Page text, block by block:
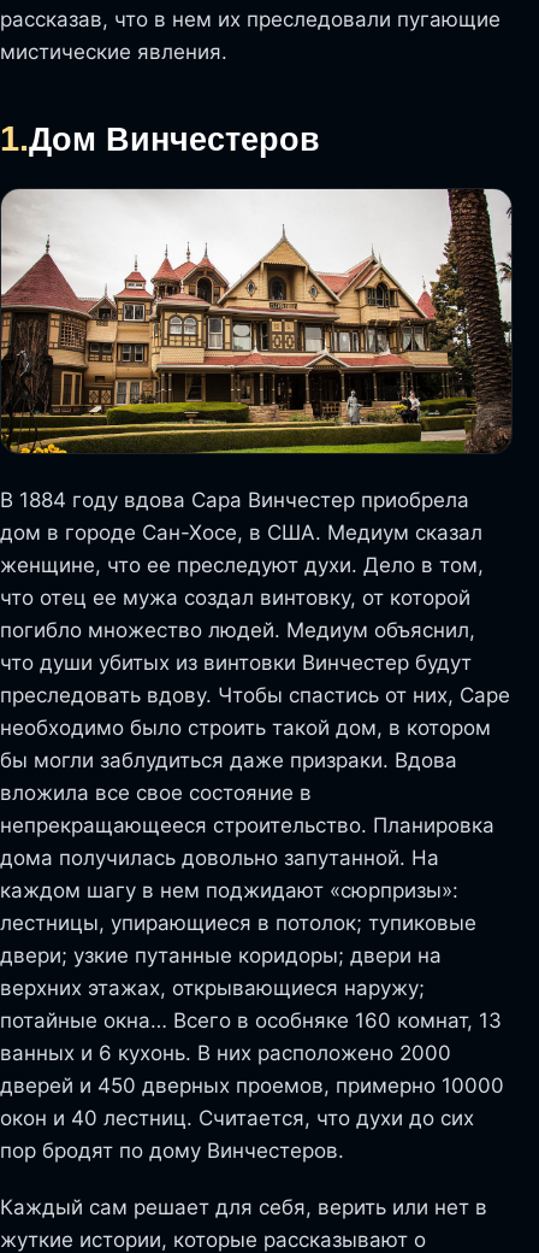
рассказав, что в нем их преследовали пугающие
мистические явления.
1.Дом Винчестеров
В 1884 году вдова Сара Винчестер приобрела
дом в городе Сан-Хосе, в США. Медиум сказал
женщине, что ее преследуют духи. Дело в том,
что отец ее мужа создал винтовку, от которой
погибло множество людей. Медиум объяснил,
что души убитых из винтовки Винчестер будут
преследовать вдову. Чтобы спастись от них, Саре
необходимо было строить такой дом, в котором
бы могли заблудиться даже призраки. Вдова
вложила все свое состояние в
непрекращающееся строительство. Планировка
дома получилась довольно запутанной. На
каждом шагу в нем поджидают «сюрпризы»:
лестницы, упирающиеся в потолок; тупиковые
двери; узкие путанные коридоры; двери на
верхних этажах, открывающиеся наружу;
потайные окна… Всего в особняке 160 комнат, 13
ванных и 6 кухонь. В них расположено 2000
дверей и 450 дверных проемов, примерно 10000
окон и 40 лестниц. Считается, что духи до сих
пор бродят по дому Винчестеров.
Каждый сам решает для себя, верить или нет в
жуткие истории, которые рассказывают о